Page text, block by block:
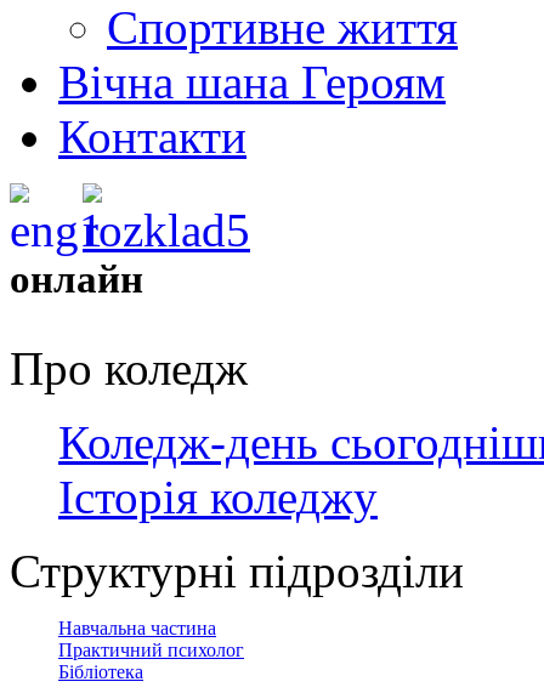
Спортивне життя
Вічна шана Героям
Контакти
онлайн
Про коледж
Коледж-день
Історія коледжу
Структурні підрозділи
Навчальна частина
Практичний психолог
Бібліотека